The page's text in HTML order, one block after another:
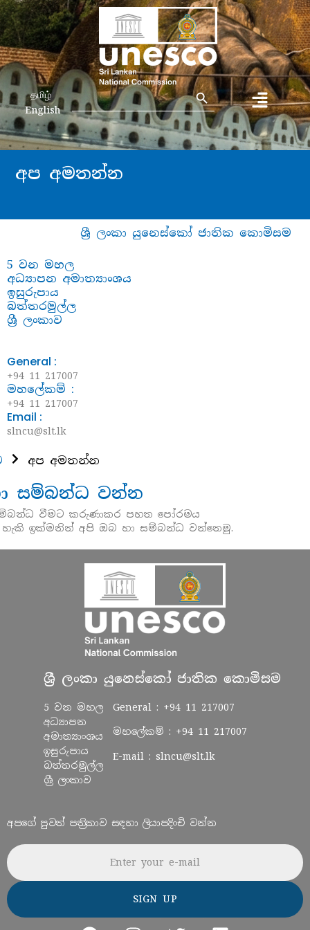
தமிழ்
English
Search
for:
Search Button
අප අමතන්න
ශ්‍රී ලංකා යුනෙස්කෝ ජාතික කොමිසම
5 වන මහල
අධ්‍යාපන අමාත්‍යාංශය
ඉසුරුපාය
බත්තරමුල්ල
ශ්‍රී ලංකාව
General :
+94 11 217007
මහලේකම් :
+94 11 217007
Email :
slncu@slt.lk
අප අමතන්න
සම්බන්ධ වන්න
වීමට කරුණාකර පහත පෝරමය
ඉක්මනින් අපි ඔබ හා සම්බන්ධ වන්නෙමු.
ශ්‍රී ලංකා යුනෙස්කෝ ජාතික කොමිසම
5 වන මහල
අධ්‍යාපන
අමාත්‍යාංශය
ඉසුරුපාය
බත්තරමුල්ල
ශ්‍රී ලංකාව
General : +94 11 217007
මහලේකම් : +94 11 217007
E-mail : slncu@slt.lk
අපගේ පුවත් පත්‍රිකාව සඳහා ලියාපදිංචි වන්න
Email address